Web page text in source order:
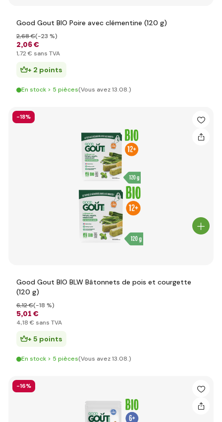
Good Gout BIO Poire avec clémentine (120 g)
2,06 €
2,68 €(-23 %)
1,72 € sans TVA
+ 2 points
En stock > 5 pièces(Vous avez 13.08.)
-18%
Good Gout BIO BLW Bâtonnets de pois et courgette
(120 g)
5,01 €
6,12 €(-18 %)
4,18 € sans TVA
+ 5 points
En stock > 5 pièces(Vous avez 13.08.)
-16%